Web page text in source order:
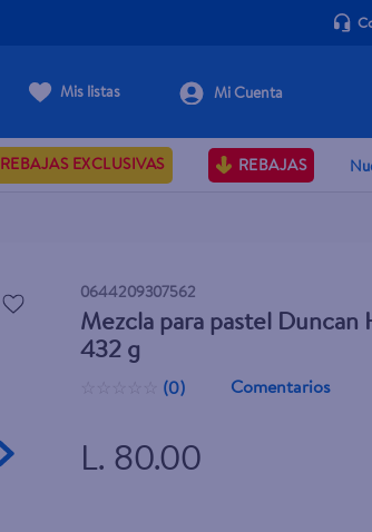
Mis listas
REBAJAS EXCLUSIVAS REBAJAS
0644209307562
Mezcla para pastel
432 g
(0) Comentarios
L. 80.00